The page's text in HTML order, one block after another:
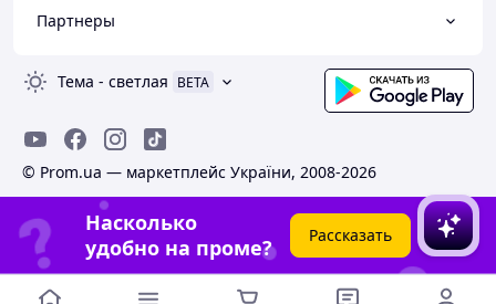
Партнеры
Тема - светлая BETA
© Prom.ua — маркетплейс України, 2008-2026
Насколько
удобно на проме?
Рассказать